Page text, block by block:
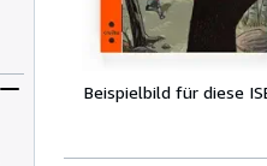
Beispielbild für diese